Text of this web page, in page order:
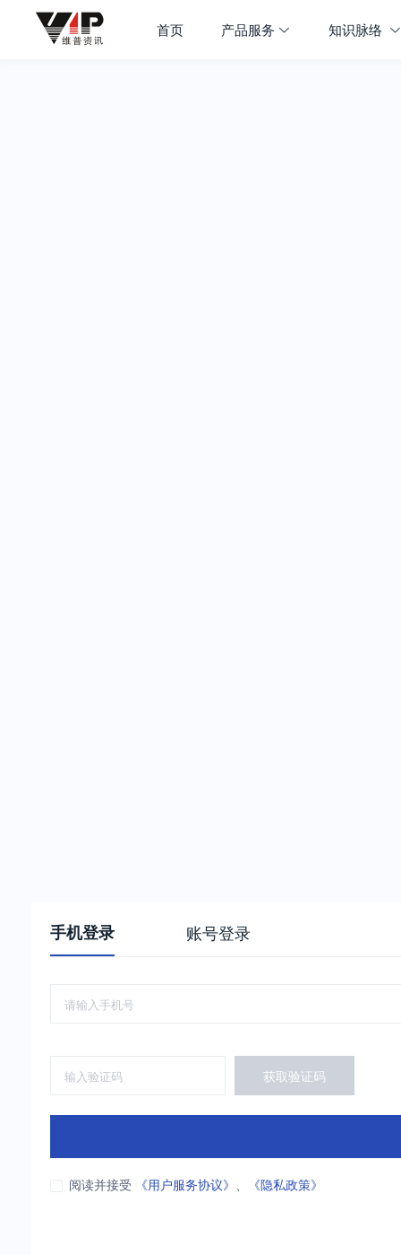
首页 产品服务 知识脉络
手机登录 账号登录
获取验证码
阅读并接受 《用户服务协议》 、 《隐私政策》